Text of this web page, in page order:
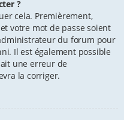
?
cela. Premièrement,
votre mot de passe soient
du forum pour
Il est également possible
une erreur de
la corriger.